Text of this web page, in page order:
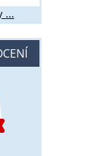
...